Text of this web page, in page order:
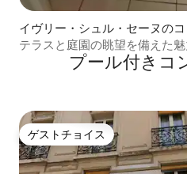
イヴリー・シュル・セーヌの
テラスと庭園の眺望を備えた
プール付きコ
ゲストチョイス
ゲストチョイス